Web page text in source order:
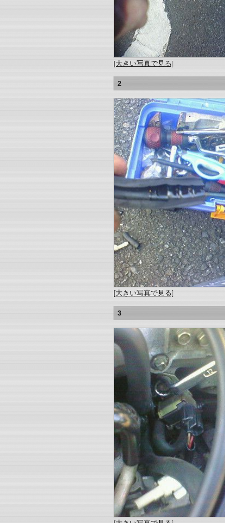
[大きい写真で見る]
2
[大きい写真で見る]
3